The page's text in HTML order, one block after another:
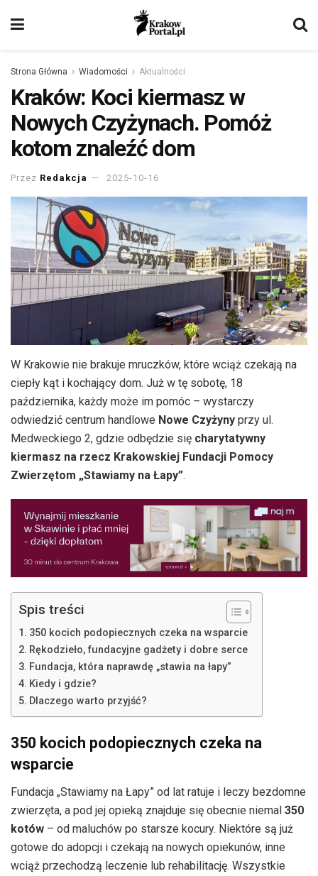
Strona Główna Wiadomości Aktualności
Kraków: Koci kiermasz w
Nowych Czyżynach. Pomóż
kotom znaleźć dom
Przez Redakcja 2025-10-16
W Krakowie nie brakuje mruczków, które wciąż czekają na
ciepły kąt i kochający dom. Już w tę sobotę, 18
października, każdy może im pomóc – wystarczy
odwiedzić centrum handlowe Nowe Czyżyny przy ul.
Medweckiego 2, gdzie odbędzie się charytatywny
kiermasz na rzecz Krakowskiej Fundacji Pomocy
Zwierzętom „Stawiamy na Łapy”.
Spis treści
350 kocich podopiecznych czeka na wsparcie
Rękodzieło, fundacyjne gadżety i dobre serce
Fundacja, która naprawdę „stawia na łapy”
Kiedy i gdzie?
Dlaczego warto przyjść?
350 kocich podopiecznych czeka na
wsparcie
Fundacja „Stawiamy na Łapy” od lat ratuje i leczy bezdomne
zwierzęta, a pod jej opieką znajduje się obecnie niemal 350
kotów – od maluchów po starsze kocury. Niektóre są już
gotowe do adopcji i czekają na nowych opiekunów, inne
wciąż przechodzą leczenie lub rehabilitację. Wszystkie